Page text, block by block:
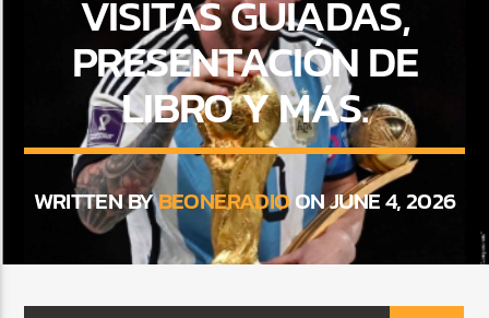
CURRENT TRACK
TITLE
ARTIST
VISITAS GUIADAS,
PRESENTACIÓN DE
LIBRO Y MÁS.
WRITTEN BYBEONERADIOON JUNE 4, 2026